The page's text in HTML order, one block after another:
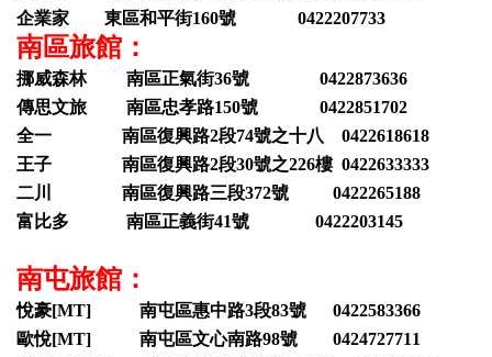
企業家 東區和平街160號 0422207733
南區旅館：
挪威森林 南區正氣街36號 0422873636
傳思文旅 南區忠孝路150號 0422851702
全一 南區復興路2段74號之十八 0422618618
王子 南區復興路2段30號之226樓 0422633333
二川 南區復興路三段372號 0422265188
富比多 南區正義街41號 0422203145
南屯旅館：
悅豪[MT] 南屯區惠中路3段83號 0422583366
歐悅[MT] 南屯區文心南路98號 0424727711